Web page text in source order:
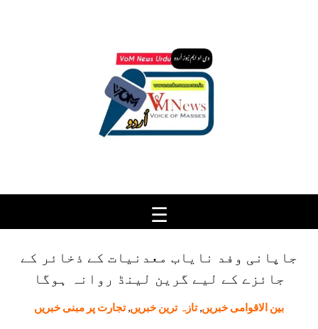
جاپانی وفد نایاب معدنیات کے ذخائر کے
جائزے کے لیے گرین لینڈ روانہ ہوگا
بین الاقوامی خبریں,تازہ ترین خبریں,تجارت پر مبنی خبریں